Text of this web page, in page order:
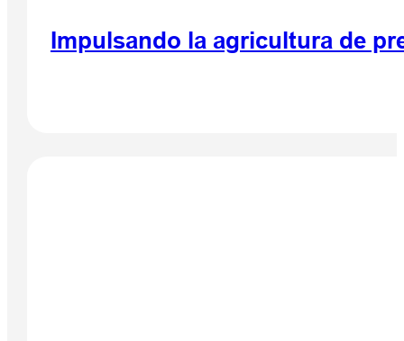
Impulsando la agricultura de